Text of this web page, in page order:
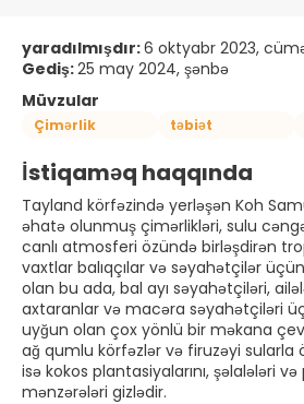
yaradılmışdır:6 oktyabr 2023,
Gediş:25 may 2024, şənbə
Müvzular
Çimərlik təbiət
İstiqaməq haqqında
Tayland körfəzində yerləşən Koh
əhatə olunmuş çimərlikləri, sulu
canlı atmosferi özündə birləşdirən
vaxtlar balıqçılar və səyahətçilər
olan bu ada, bal ayı səyahətçiləri,
axtaranlar və macəra səyahətçiləri
uyğun olan çox yönlü bir məkana
ağ qumlu körfəzlər və firuzəyi sularla
isə kokos plantasiyalarını, şəlalələri
mənzərələri gizlədir.